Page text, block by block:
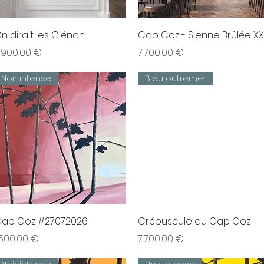
Aperçu rapide
dirait les Glénan
900,00 €
Aperçu rapide
Cap Coz - Sienne Brûlée
Prix
7 700,00 €
Aperçu rapide
Noir intense
Coz #27072026
€
Aperçu rapide
Bleu outremer
Crépuscule au Cap Coz
Prix
7 700,00 €